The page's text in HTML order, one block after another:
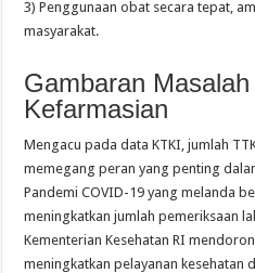
3) Penggunaan obat secara tepat,
masyarakat.
Gambaran
Kefarmasian
Mengacu pada data KTKI, jumlah
memegang peran yang penting
Pandemi COVID-19 yang melanda
meningkatkan jumlah pemeriksaan
Kementerian Kesehatan RI
meningkatkan pelayanan kesehatan